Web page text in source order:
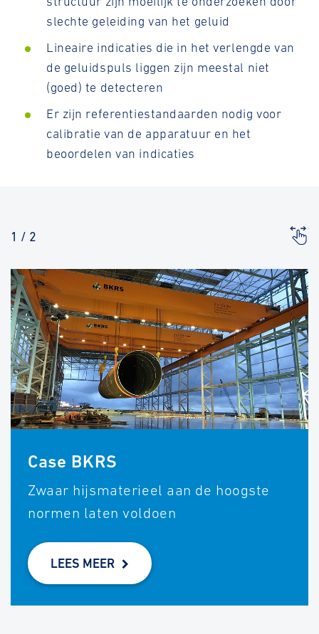
slechte geleiding van het geluid
Lineaire indicaties die in het verlengde van
de geluidspuls liggen zijn meestal niet
(goed) te detecteren
Er zijn referentiestandaarden nodig voor
calibratie van de apparatuur en het
beoordelen van indicaties
1 / 2
Case BKRS
Zwaar hijsmaterieel aan de hoogste
normen laten voldoen
LEES MEER